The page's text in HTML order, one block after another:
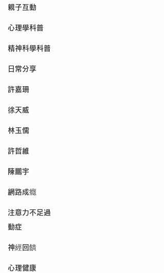
親子互動
心理學科普
精神科學科普
日常分享
許嘉珊
徐天威
林玉儒
許哲維
陳鵬宇
網路成癮
注意力不足過
動症
神經回饋
心理健康